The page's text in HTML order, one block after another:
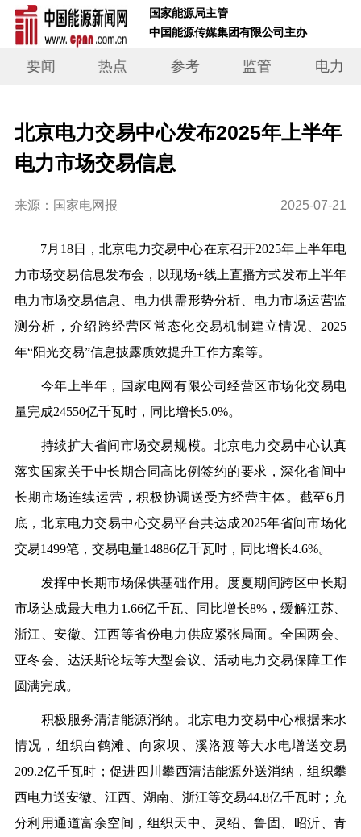
国家能源局主管
中国能源传媒集团有限公司主办
要闻 热点 参考 监管 电力
北京电力交易中心发布2025年上半年
电力市场交易信息
来源：国家电网报 2025-07-21
7月18日，北京电力交易中心在京召开2025年上半年电
力市场交易信息发布会，以现场+线上直播方式发布上半年
电力市场交易信息、电力供需形势分析、电力市场运营监
测分析，介绍跨经营区常态化交易机制建立情况、2025
年“阳光交易”信息披露质效提升工作方案等。
今年上半年，国家电网有限公司经营区市场化交易电
量完成24550亿千瓦时，同比增长5.0%。
持续扩大省间市场交易规模。北京电力交易中心认真
落实国家关于中长期合同高比例签约的要求，深化省间中
长期市场连续运营，积极协调送受方经营主体。截至6月
底，北京电力交易中心交易平台共达成2025年省间市场化
交易1499笔，交易电量14886亿千瓦时，同比增长4.6%。
发挥中长期市场保供基础作用。度夏期间跨区中长期
市场达成最大电力1.66亿千瓦、同比增长8%，缓解江苏、
浙江、安徽、江西等省份电力供应紧张局面。全国两会、
亚冬会、达沃斯论坛等大型会议、活动电力交易保障工作
圆满完成。
积极服务清洁能源消纳。北京电力交易中心根据来水
情况，组织白鹤滩、向家坝、溪洛渡等大水电增送交易
209.2亿千瓦时；促进四川攀西清洁能源外送消纳，组织攀
西电力送安徽、江西、湖南、浙江等交易44.8亿千瓦时；充
分利用通道富余空间，组织天中、灵绍、鲁固、昭沂、青